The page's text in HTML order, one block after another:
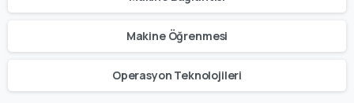
Makine Öğrenmesi
Operasyon Teknolojileri